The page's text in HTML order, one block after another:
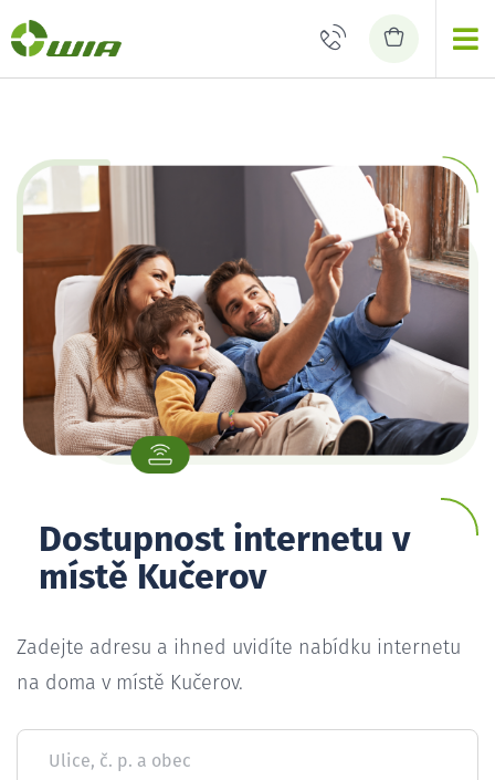
Dostupnost internetu v
místě Kučerov
Zadejte adresu a ihned uvidíte nabídku internetu
na doma v místě Kučerov.
Ulice, č. p. a obec